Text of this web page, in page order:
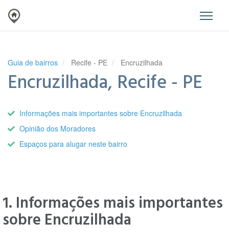
Guia de bairros Recife - PE Encruzilhada
Encruzilhada, Recife - PE
Informações mais importantes sobre Encruzilhada
Opinião dos Moradores
Espaços para alugar neste bairro
1. Informações mais importantes
sobre Encruzilhada